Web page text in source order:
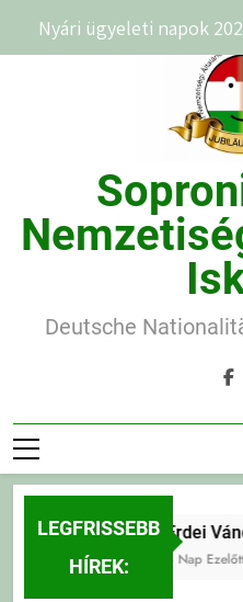
Deutsche
LEGFRISSEBB
HÍREK:
Erdei
3 Nap Ezelőtt
Nyári ügyeleti napok